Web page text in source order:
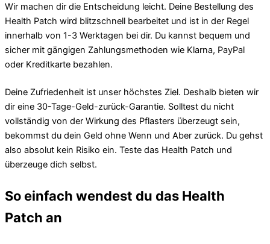
Wir machen dir die Entscheidung leicht. Deine Bestellung des
Health Patch wird blitzschnell bearbeitet und ist in der Regel
innerhalb von 1-3 Werktagen bei dir. Du kannst bequem und
sicher mit gängigen Zahlungsmethoden wie Klarna, PayPal
oder Kreditkarte bezahlen.
Deine Zufriedenheit ist unser höchstes Ziel. Deshalb bieten wir
dir eine 30-Tage-Geld-zurück-Garantie. Solltest du nicht
vollständig von der Wirkung des Pflasters überzeugt sein,
bekommst du dein Geld ohne Wenn und Aber zurück. Du gehst
also absolut kein Risiko ein. Teste das Health Patch und
überzeuge dich selbst.
So einfach wendest du das Health
Patch an